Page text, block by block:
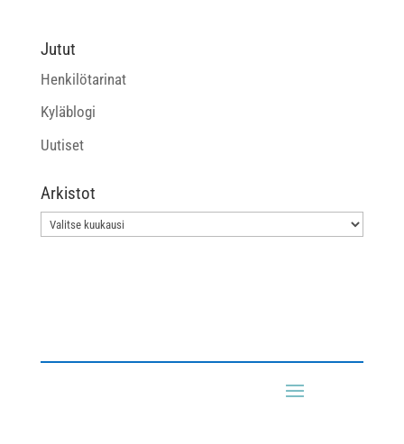
Jutut
Henkilötarinat
Kyläblogi
Uutiset
Arkistot
Arkistot